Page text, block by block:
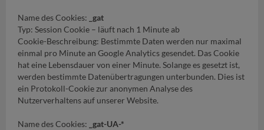
Name des Cookies: _gat
Typ: Session Cookie – läuft nach 1 Minute ab
Cookie-Beschreibung: Bestimmte Daten werden nur maximal
einmal pro Minute an Google Analytics gesendet. Das Cookie
hat eine Lebensdauer von einer Minute. Solange es gesetzt ist,
werden bestimmte Datenübertragungen unterbunden. Dies ist
ein Protokoll-Cookie zur anonymen Analyse des
Nutzerverhaltens auf unserer Website.
Name des Cookies: _gat-UA-*